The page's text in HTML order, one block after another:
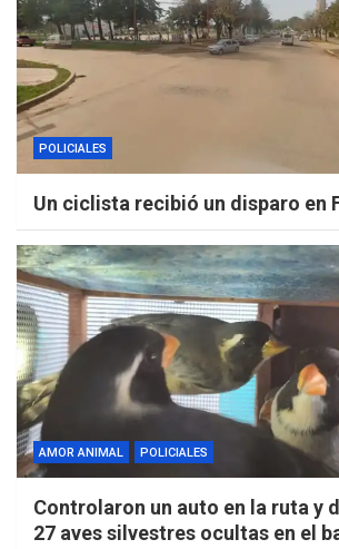
POLICIALES
Un ciclista recibió un disparo en
AMOR ANIMAL POLICIALES
Controlaron un auto en la ruta y
27 aves silvestres ocultas en el